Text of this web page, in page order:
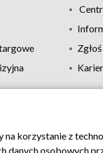
prywatności
korzystanie z
osobowych